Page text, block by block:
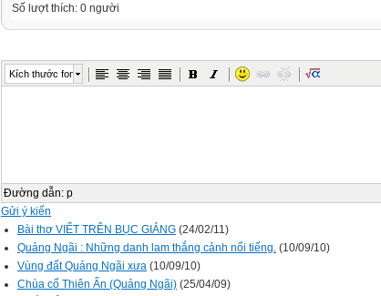
Số lượt thích: 0 người
Kích thước font
Đường dẫn: p
Gửi ý kiến
Bài thơ VIẾT TRÊN BỤC GIẢNG (24/02/11)
Quảng Ngãi : Những danh lam thắng cảnh nổi tiếng. (10/09/10)
Vùng đất Quảng Ngãi xưa (10/09/10)
Chùa cổ Thiên Ấn (Quảng Ngãi) (25/04/09)